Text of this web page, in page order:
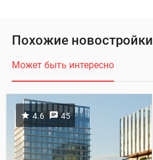
Похожие новостройки
Может быть интересно
4.6 45